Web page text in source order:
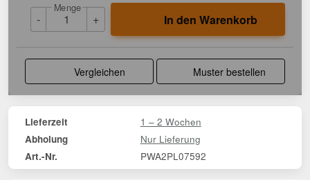
-
Menge
+ In den Warenkorb
Vergleichen Muster bestellen
Lieferzeit 1 – 2 Wochen
Abholung Nur Lieferung
Art.-Nr. PWA2PL07592